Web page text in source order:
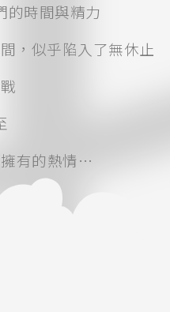
的時間與精力
，似乎陷入了無休止
有的熱情…